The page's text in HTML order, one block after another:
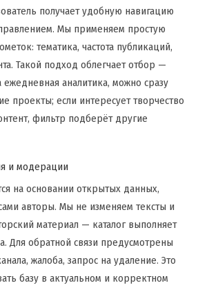
получает удобную навигацию
Мы применяем простую
тематика, частота публикаций,
Такой подход облегчает отбор —
аналитика, можно сразу
проекты; если интересует творчество
фильтр подберёт другие
и модерации
на основании открытых данных,
авторы. Мы не изменяем тексты и
материал — каталог выполняет
Для обратной связи предусмотрены
жалоба, запрос на удаление. Это
базу в актуальном и корректном